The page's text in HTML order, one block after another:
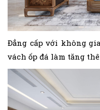
Đẳng cấp với không
vách ốp đá làm tăng